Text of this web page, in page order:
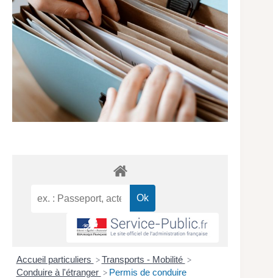
Accueil particuliers > Transports - Mobilité >
Conduire à l'étranger > Permis de conduire